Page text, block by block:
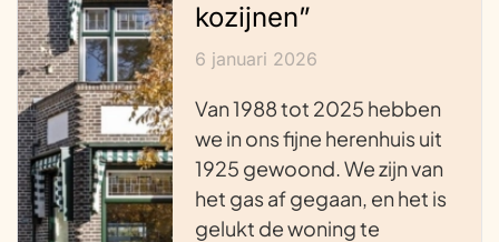
kozijnen”
6 januari 2026
Van 1988 tot 2025 hebben
we in ons fijne herenhuis uit
1925 gewoond. We zijn van
het gas af gegaan, en het is
gelukt de woning te